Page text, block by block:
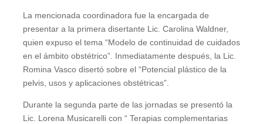
La mencionada coordinadora fue la encargada de
presentar a la primera disertante Lic. Carolina Waldner,
quien expuso el tema “Modelo de continuidad de cuidados
en el ámbito obstétrico”. Inmediatamente después, la Lic.
Romina Vasco disertó sobre el “Potencial plástico de la
pelvis, usos y aplicaciones obstétricas”.
Durante la segunda parte de las jornadas se presentó la
Lic. Lorena Musicarelli con “ Terapias complementarias